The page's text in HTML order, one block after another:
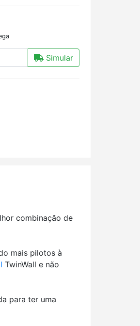
Simular
combinação de
mais pilotos à
TwinWall e não
para ter uma